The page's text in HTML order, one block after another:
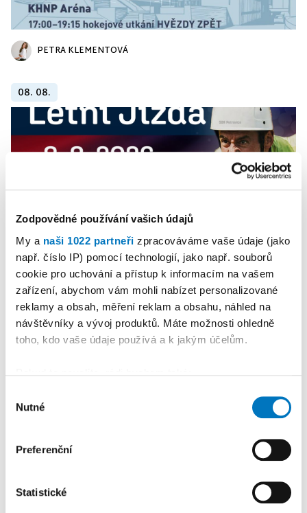
Zodpovědné používání vašich údajů
My a naši 1022 partneři zpracováváme vaše údaje (jako
např. číslo IP) pomocí technologií, jako např. souborů
cookie pro uchování a přístup k informacím na vašem
zařízení, abychom vám mohli nabízet personalizované
reklamy a obsah, měření reklam a obsahu, náhled na
návštěvníky a vývoj produktů. Máte možnosti ohledně
toho, kdo vaše údaje používá a k jakým účelům.
poloze, které mohou být přesné na několik metrů
skenování pro konkrétní charakteristiky (otisk prstu)
Zjistěte více o tom, jak zpracováváme vaše osobní
Svůj souhlas můžete kdykoliv změnit nebo odvolat v
souhlasu
Nutné
Preferenční
Statistické
PETRA KLEMENTOVÁ
08. 08.
PETRA KLEMENTOVÁ
08. 08.